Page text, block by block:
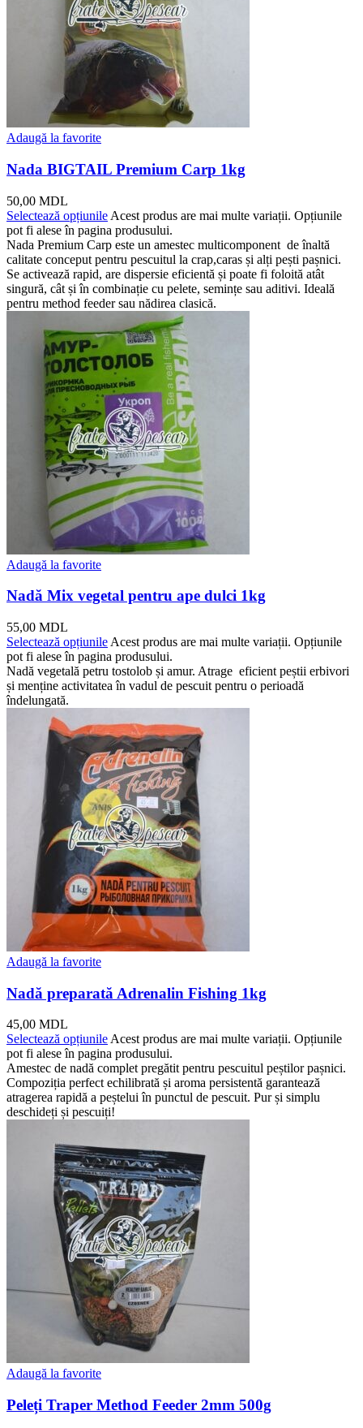
Adaugă la favorite
Nada BIGTAIL Premium Carp 1kg
50,00 MDL
Selectează opțiunile Acest produs are mai multe variații. Opțiunile
pot fi alese în pagina produsului.
Nada Premium Carp este un amestec multicomponent de înaltă
calitate conceput pentru pescuitul la crap,caras și alți pești pașnici.
Se activează rapid, are dispersie eficientă și poate fi foloită atât
singură, cât și în combinație cu pelete, semințe sau aditivi. Ideală
pentru method feeder sau nădirea clasică.
Adaugă la favorite
Nadă Mix vegetal pentru ape dulci 1kg
55,00 MDL
Selectează opțiunile Acest produs are mai multe variații. Opțiunile
pot fi alese în pagina produsului.
Nadă vegetală petru tostolob și amur. Atrage eficient peștii erbivori
și menține activitatea în vadul de pescuit pentru o perioadă
îndelungată.
Adaugă la favorite
Nadă preparată Adrenalin Fishing 1kg
45,00 MDL
Selectează opțiunileAcest produs are mai multe variații. Opțiunile
pot fi alese în pagina produsului.
Amestec de nadă complet pregătit pentru pescuitul peștilor pașnici.
Compoziția perfect echilibrată și aroma persistentă garantează
atragerea rapidă a peștelui în punctul de pescuit. Pur și simplu
deschideți și pescuiți!
Adaugă la favorite
Peleți Traper Method Feeder 2mm 500g